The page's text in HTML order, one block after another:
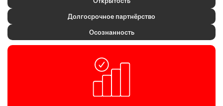
Долгосрочное партнёрство
Осознанность